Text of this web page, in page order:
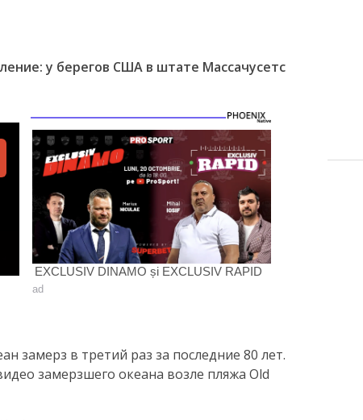
у берегов США в штате Массачусетс
EXCLUSIV DINAMO și EXCLUSIV RAPID
ad
замерз в третий раз за последние 80 лет.
замерзшего океана возле пляжа Old